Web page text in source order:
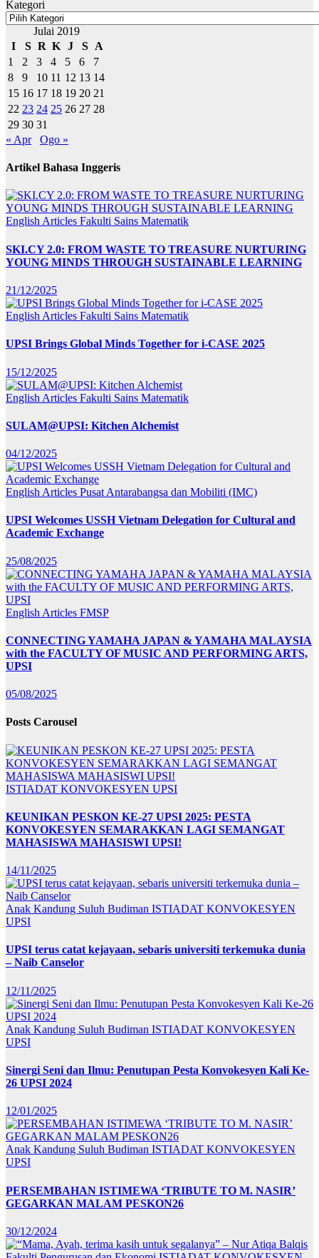
Kategori
Julai 2019
I
S R K J S
A
1
2 3 4 5 6
7
8
9 10 11 12 13 14
15 16 17 18 19 20 21
22 23 24 25 26 27 28
29 30 31
« Apr
Ogo »
Artikel Bahasa Inggeris
English Articles Fakulti Sains Matematik
SKI.CY 2.0: FROM WASTE TO TREASURE NURTURING
YOUNG MINDS THROUGH SUSTAINABLE LEARNING
21/12/2025
English Articles Fakulti Sains Matematik
UPSI Brings Global Minds Together for i-CASE 2025
15/12/2025
English Articles Fakulti Sains Matematik
SULAM@UPSI: Kitchen Alchemist
04/12/2025
English Articles Pusat Antarabangsa dan Mobiliti (IMC)
UPSI Welcomes USSH Vietnam Delegation for Cultural and
Academic Exchange
25/08/2025
English Articles FMSP
CONNECTING YAMAHA JAPAN & YAMAHA MALAYSIA
with the FACULTY OF MUSIC AND PERFORMING ARTS,
UPSI
05/08/2025
Posts Carousel
ISTIADAT KONVOKESYEN UPSI
KEUNIKAN PESKON KE-27 UPSI 2025: PESTA
KONVOKESYEN SEMARAKKAN LAGI SEMANGAT
MAHASISWA MAHASISWI UPSI!
14/11/2025
Anak Kandung Suluh Budiman ISTIADAT KONVOKESYEN
UPSI
UPSI terus catat kejayaan, sebaris universiti terkemuka dunia
– Naib Canselor
12/11/2025
Anak Kandung Suluh Budiman ISTIADAT KONVOKESYEN
UPSI
Sinergi Seni dan Ilmu: Penutupan Pesta Konvokesyen Kali Ke-
26 UPSI 2024
12/01/2025
Anak Kandung Suluh Budiman ISTIADAT KONVOKESYEN
UPSI
PERSEMBAHAN ISTIMEWA ‘TRIBUTE TO M. NASIR’
GEGARKAN MALAM PESKON26
30/12/2024